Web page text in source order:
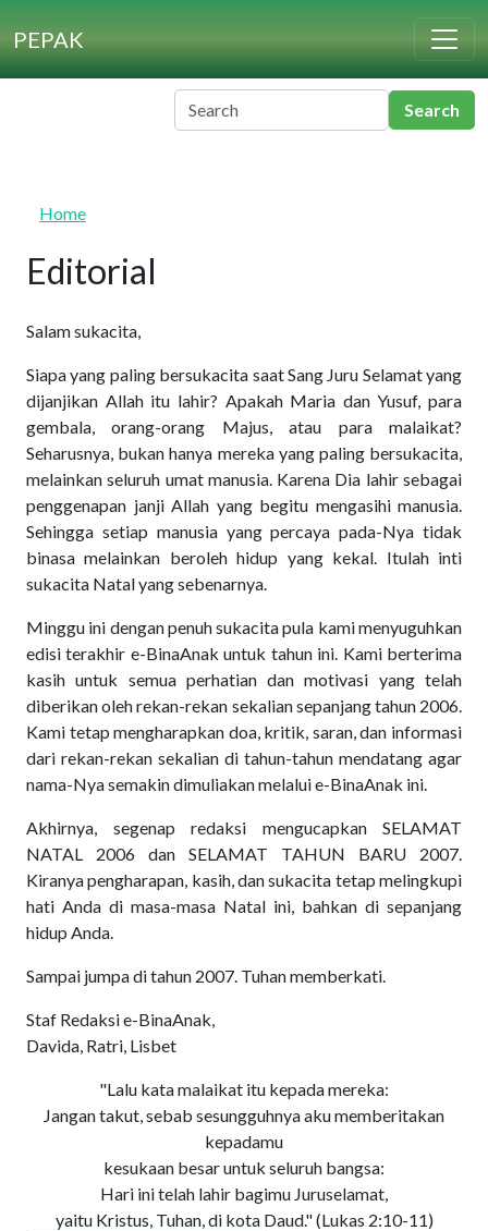
PEPAK
Home
Editorial
Salam sukacita,
Siapa yang paling bersukacita saat Sang Juru Selamat yang
dijanjikan Allah itu lahir? Apakah Maria dan Yusuf, para
gembala, orang-orang Majus, atau para malaikat?
Seharusnya, bukan hanya mereka yang paling bersukacita,
melainkan seluruh umat manusia. Karena Dia lahir sebagai
penggenapan janji Allah yang begitu mengasihi manusia.
Sehingga setiap manusia yang percaya pada-Nya tidak
binasa melainkan beroleh hidup yang kekal. Itulah inti
sukacita Natal yang sebenarnya.
Minggu ini dengan penuh sukacita pula kami menyuguhkan
edisi terakhir e-BinaAnak untuk tahun ini. Kami berterima
kasih untuk semua perhatian dan motivasi yang telah
diberikan oleh rekan-rekan sekalian sepanjang tahun 2006.
Kami tetap mengharapkan doa, kritik, saran, dan informasi
dari rekan-rekan sekalian di tahun-tahun mendatang agar
nama-Nya semakin dimuliakan melalui e-BinaAnak ini.
Akhirnya, segenap redaksi mengucapkan SELAMAT
NATAL 2006 dan SELAMAT TAHUN BARU 2007.
Kiranya pengharapan, kasih, dan sukacita tetap melingkupi
hati Anda di masa-masa Natal ini, bahkan di sepanjang
hidup Anda.
Sampai jumpa di tahun 2007. Tuhan memberkati.
Staf Redaksi e-BinaAnak,
Davida, Ratri, Lisbet
"Lalu kata malaikat itu kepada mereka:
Jangan takut, sebab sesungguhnya aku memberitakan
kepadamu
kesukaan besar untuk seluruh bangsa:
Hari ini telah lahir bagimu Juruselamat,
yaitu Kristus, Tuhan, di kota Daud." (Lukas 2:10-11)